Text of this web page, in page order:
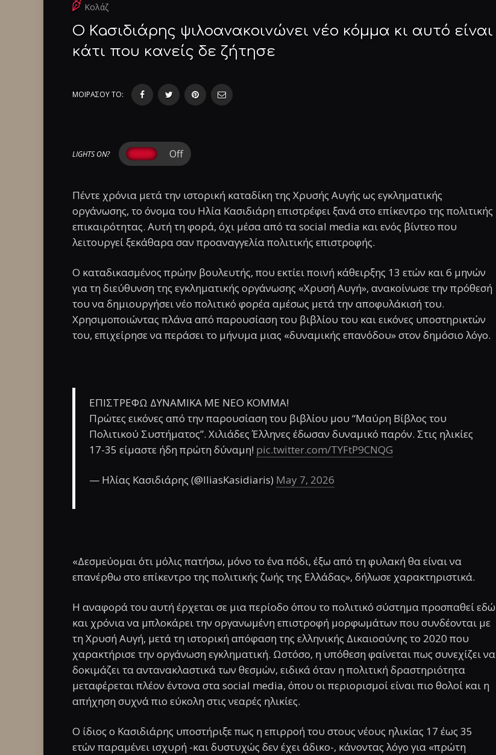
Κολάζ
Ο Κaσιδιάρης ψιλοανακοινώνει νέο κόμμα κι αυτό είναι
κάτι που κανείς δε ζήτησε
ΜΟΙΡΑΣΟΥ ΤΟ:
LIGHTS ON?
Πέντε χρόνια μετά την ιστορική καταδίκη της Χρυσής Αυγής ως εγκληματικής
οργάνωσης, το όνομα του Ηλία Κασιδιάρη επιστρέφει ξανά στο επίκεντρο της πολιτικής
επικαιρότητας. Αυτή τη φορά, όχι μέσα από τα social media και ενός βίντεο που
λειτουργεί ξεκάθαρα σαν προαναγγελία πολιτικής επιστροφής.
Ο καταδικασμένος πρώην βουλευτής, που εκτίει ποινή κάθειρξης 13 ετών και 6 μηνών
για τη διεύθυνση της εγκληματικής οργάνωσης «Χρυσή Αυγή», ανακοίνωσε την πρόθεσή
του να δημιουργήσει νέο πολιτικό φορέα αμέσως μετά την αποφυλάκισή του.
Χρησιμοποιώντας πλάνα από παρουσίαση του βιβλίου του και εικόνες υποστηρικτών
του, επιχείρησε να περάσει το μήνυμα μιας «δυναμικής επανόδου» στον δημόσιο λόγο.
ΕΠΙΣΤΡΕΦΩ ΔΥΝΑΜΙΚΑ ΜΕ ΝΕΟ ΚΟΜΜΑ!
Πρώτες εικόνες από την παρουσίαση του βιβλίου μου “Μαύρη Βίβλος του
Πολιτικού Συστήματος”. Χιλιάδες Έλληνες έδωσαν δυναμικό παρόν. Στις ηλικίες
17-35 είμαστε ήδη πρώτη δύναμη! pic.twitter.com/TYFtP9CNQG
— Ηλίας Κασιδιάρης (@IliasKasidiaris) May 7, 2026
«Δεσμεύομαι ότι μόλις πατήσω, μόνο το ένα πόδι, έξω από τη φυλακή θα είναι να
επανέρθω στο επίκεντρο της πολιτικής ζωής της Ελλάδας», δήλωσε χαρακτηριστικά.
Η αναφορά του αυτή έρχεται σε μια περίοδο όπου το πολιτικό σύστημα προσπαθεί εδώ
και χρόνια να μπλοκάρει την οργανωμένη επιστροφή μορφωμάτων που συνδέονται με
τη Χρυσή Αυγή, μετά τη ιστορική απόφαση της ελληνικής Δικαιοσύνης το 2020 που
χαρακτήρισε την οργάνωση εγκληματική. Ωστόσο, η υπόθεση φαίνεται πως συνεχίζει να
δοκιμάζει τα αντανακλαστικά των θεσμών, ειδικά όταν η πολιτική δραστηριότητα
μεταφέρεται πλέον έντονα στα social media, όπου οι περιορισμοί είναι πιο θολοί και η
απήχηση συχνά πιο εύκολη στις νεαρές ηλικίες.
Ο ίδιος ο Κασιδιάρης υποστήριξε πως η επιρροή του στους νέους ηλικίας 17 έως 35
ετών παραμένει ισχυρή -και δυστυχώς δεν έχει άδικο-, κάνοντας λόγο για «πρώτη